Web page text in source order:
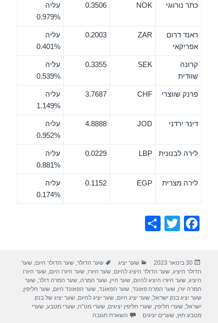
כתר נורווגי NOK
0.3506
עליה
0.979%
ראנד דרום
אפריקאי
ZAR
0.2003
עליה
0.401%
קרונה
שוודית
SEK
0.3355
עליה
0.539%
פרנק שווצרי CHF
3.7687
עליה
1.149%
דינר ירדני JOD
4.8888
עליה
0.952%
לירה לבנונית LBP
0.0229
עליה
0.881%
לירה מצרית EGP
0.1152
עליה
0.174%
F
e
b
o
o
T
er
e
פורסם
בתאריך
30 בינואר 2023 קטגוריות
שער יציג תגיות
שער הדולר,שער הדולר היום,שער
הדולר היציג,שער הדולר היציג להיום,שער היורו,שער היורו היום,שער היורו
היציג,שער היורו היציג להיום,שער היין,שער המרה,שער המרה דולר,שער
המרה יורו,שער המרה פאונד,שער הפאונד,שער הפאונד היום,שער חליפין,
שער יציג בנק ישראל,שער יציג היום,שער יציג להיום,שער יציג של בנק
ישראל,שערי חליפין,שערי חליפין יציגים,שערי מט"ח,שערי מטבע,שערי
מטבע חוץ,שערים יציגים השארת תגובה